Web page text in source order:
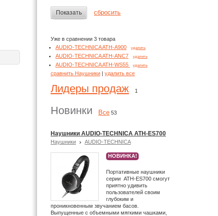
Показать сбросить
Уже в сравнении 3 товара
AUDIO-TECHNICA ATH-A900
удалить
AUDIO-TECHNICA ATH-ANC7 удалить
AUDIO-TECHNICA ATH-WS55 удалить
сравнить Наушники | удалить все
Лидеры продаж 1
Новинки Все 53
Наушники AUDIO-TECHNICA ATH-ES700
Наушники AUDIO-TECHNICA
НОВИНКА!
Портативные наушники
серии ATH-ES700 смогут
приятно удивить
пользователей своим
глубоким и
проникновенным звучанием басов.
Выпущенные с объемными мягкими чашками,